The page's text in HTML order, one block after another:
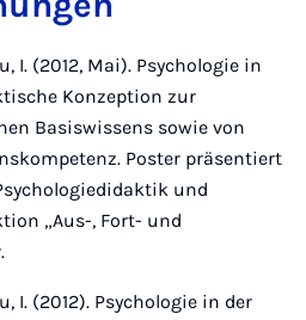
I. (2012, Mai). Psychologie in
Konzeption zur
Basiswissens sowie von
Poster präsentiert
und
„Aus-, Fort- und
I. (2012). Psychologie in der